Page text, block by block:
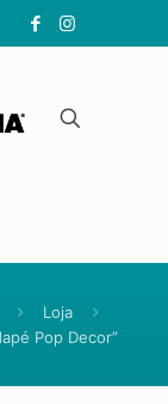
Loja
Pop Decor”